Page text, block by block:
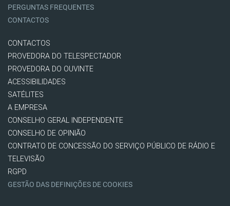
PERGUNTAS FREQUENTES
CONTACTOS
CONTACTOS
PROVEDORA DO TELESPECTADOR
PROVEDORA DO OUVINTE
ACESSIBILIDADES
SATÉLITES
A EMPRESA
CONSELHO GERAL INDEPENDENTE
CONSELHO DE OPINIÃO
CONTRATO DE CONCESSÃO DO SERVIÇO PÚBLICO DE RÁDIO E
TELEVISÃO
RGPD
GESTÃO DAS DEFINIÇÕES DE COOKIES